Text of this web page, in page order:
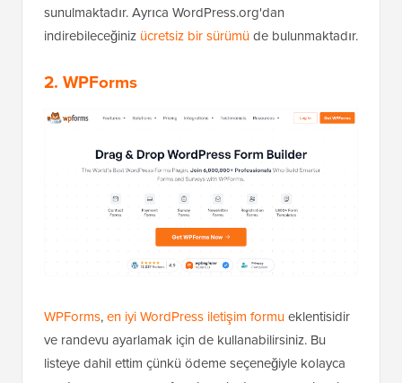
sunulmaktadır. Ayrıca WordPress.org'dan
indirebileceğiniz ücretsiz bir sürümüde bulunmaktadır.
2. WPForms
WPForms,en iyi WordPress iletişim formueklentisidir
ve randevu ayarlamak için de kullanabilirsiniz. Bu
listeye dahil ettim çünkü ödeme seçeneğiyle kolayca